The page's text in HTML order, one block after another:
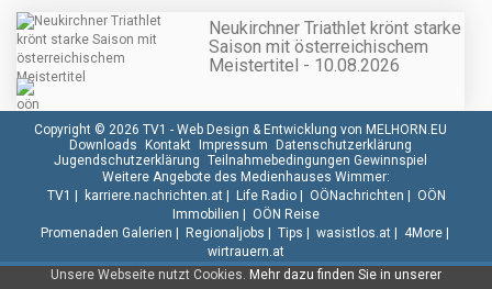
Neukirchner Triathlet krönt starke
Saison mit österreichischem
Meistertitel - 10.08.2026
Unsere Webseite nutzt Cookies. Mehr dazu finden Sie in unserer
Copyright © 2026 TV1 - Web Design & Entwicklung von MELHORN.EU
Downloads
Kontakt Impressum
Datenschutzerklärung
Jugendschutzerklärung Teilnahmebedingungen Gewinnspiel
Weitere Angebote des Medienhauses Wimmer:
TV1
karriere.nachrichten.at| Life Radio| OÖNachrichten
OÖN
Immobilien
OÖN Reise
Promenaden Galerien
Regionaljobs Tips wasistlos.at| 4More|
wirtrauern.at